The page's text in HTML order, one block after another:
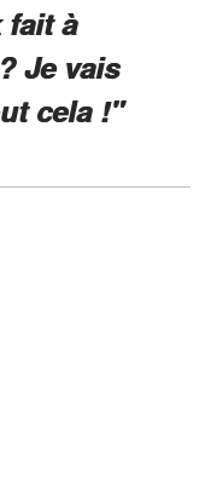
fait à
Je vais
cela !"